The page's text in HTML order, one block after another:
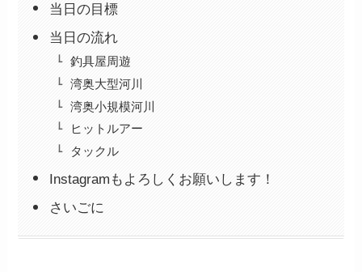
当日の目標
当日の流れ
釣具屋周遊
湾奥大型河川
湾奥小規模河川
ヒットルアー
タックル
Instagramもよろしくお願いします！
さいごに